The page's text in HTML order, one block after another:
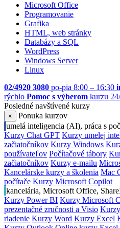
Microsoft Office
Programovanie
Grafika
HTML, web stránky
Databázy a SQL
WordPress
Windows Server
Linux
02/4920 3080 po-pia 8:00 – 16:30
rýchlo Pomoc s výberom kurzu
Posledné navštívené kurzy
×
Ponuka kurzov
umelá inteligencia (AI), práca s
Kurzy Chat GPT Kurzy umelej
začiatočníkov Kurzy Windows
používateľov Počítačové tábory
začiatočníkov Kurzy e-mailu
Kancelárske kurzy a školenia Mac
počítače Kurzy Microsoft Copilot
kancelária, Microsoft Office,
Kurzy Power BI Kurzy Microsoft
prezentačné zručnosti a Visio
riadenie Kurzy Word Kurzy Excel